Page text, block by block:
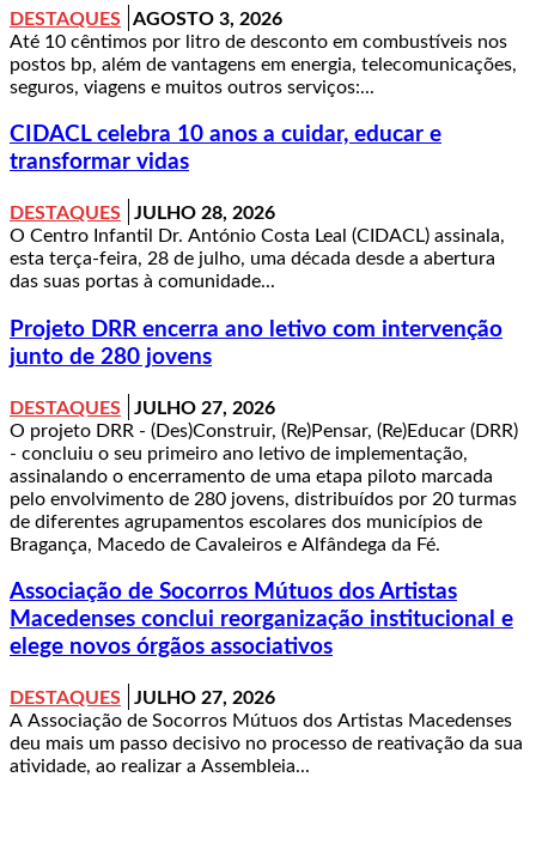
DESTAQUES
AGOSTO 3, 2026
Até 10 cêntimos por litro de desconto em combustíveis nos
postos bp, além de vantagens em energia, telecomunicações,
seguros, viagens e muitos outros serviços:...
CIDACL celebra 10 anos a cuidar, educar e
transformar vidas
DESTAQUES
JULHO 28, 2026
O Centro Infantil Dr. António Costa Leal (CIDACL) assinala,
esta terça-feira, 28 de julho, uma década desde a abertura
das suas portas à comunidade...
Projeto DRR encerra ano letivo com intervenção
junto de 280 jovens
DESTAQUES
JULHO 27, 2026
O projeto DRR - (Des)Construir, (Re)Pensar, (Re)Educar (DRR)
- concluiu o seu primeiro ano letivo de implementação,
assinalando o encerramento de uma etapa piloto marcada
pelo envolvimento de 280 jovens, distribuídos por 20 turmas
de diferentes agrupamentos escolares dos municípios de
Bragança, Macedo de Cavaleiros e Alfândega da Fé.
Associação de Socorros Mútuos dos Artistas
Macedenses conclui reorganização institucional e
elege novos órgãos associativos
DESTAQUES
JULHO 27, 2026
A Associação de Socorros Mútuos dos Artistas Macedenses
deu mais um passo decisivo no processo de reativação da sua
atividade, ao realizar a Assembleia...